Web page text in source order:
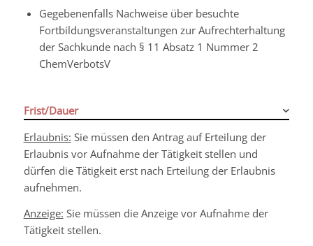
Gegebenenfalls Nachweise über besuchte
Fortbildungsveranstaltungen zur Aufrechterhaltung
der Sachkunde nach § 11 Absatz 1 Nummer 2
ChemVerbotsV
Frist/Dauer
Erlaubnis: Sie müssen den Antrag auf Erteilung der
Erlaubnis vor Aufnahme der Tätigkeit stellen und
dürfen die Tätigkeit erst nach Erteilung der Erlaubnis
aufnehmen.
Anzeige: Sie müssen die Anzeige vor Aufnahme der
Tätigkeit stellen.